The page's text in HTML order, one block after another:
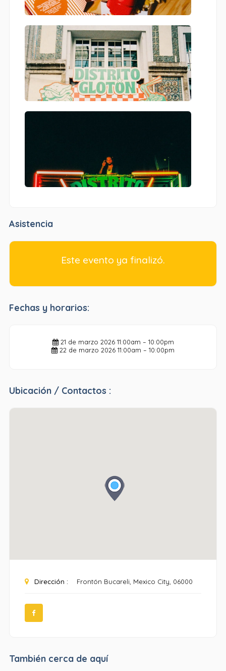
Asistencia
Este evento ya finalizó.
Fechas y horarios:
21 de marzo 2026 11:00am – 10:00pm
22 de marzo 2026 11:00am – 10:00pm
Ubicación / Contactos :
Dirección : Frontón Bucareli, Mexico City, 06000
También cerca de aquí